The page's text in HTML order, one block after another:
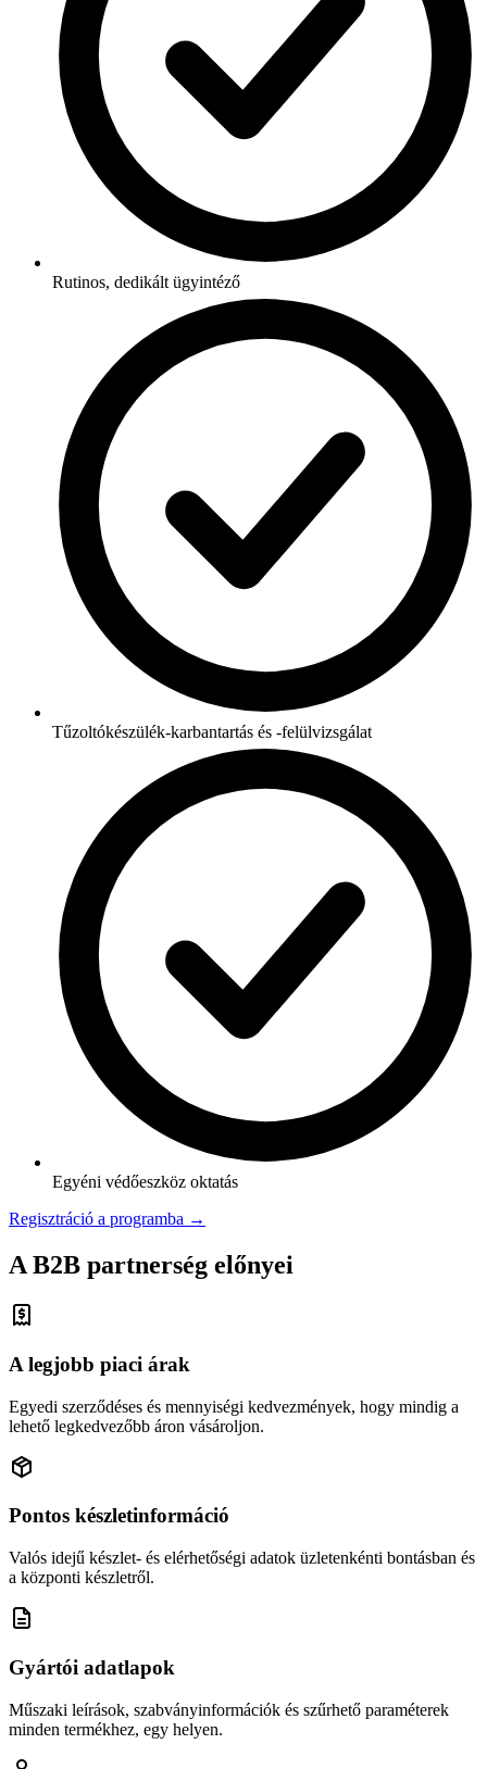
Rutinos, dedikált ügyintéző
Tűzoltókészülék-karbantartás és -felülvizsgálat
Egyéni védőeszköz oktatás
Regisztráció a programba →
A B2B partnerség előnyei
A legjobb piaci árak
Egyedi szerződéses és mennyiségi kedvezmények, hogy mindig a
lehető legkedvezőbb áron vásároljon.
Pontos készletinformáció
Valós idejű készlet- és elérhetőségi adatok üzletenkénti bontásban és
a központi készletről.
Gyártói adatlapok
Műszaki leírások, szabványinformációk és szűrhető paraméterek
minden termékhez, egy helyen.